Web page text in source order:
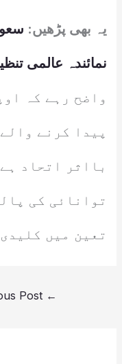
یہ بھی پڑھیں:
نمائندہ عالمی
واضح رہے کہ
پیدا کرنے
بااثر اتحاد
توانائی کی
تعین میں
←